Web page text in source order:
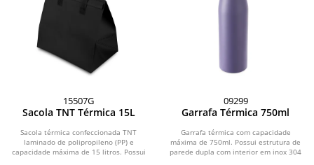
15507G
Sacola TNT Térmica 15L
Sacola térmica confeccionada TNT
laminado de polipropileno (PP) e
capacidade máxima de 15 litros. Possui
09299
Garrafa Térmica 750ml
Garrafa térmica com capacidade
máxima de 750ml. Possui estrutura de
parede dupla com interior em inox 304